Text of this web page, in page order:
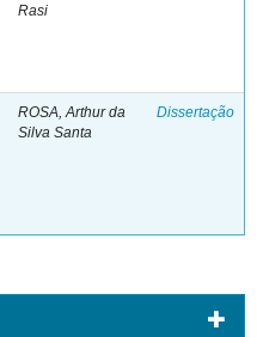
Rasi
ROSA, Arthur da
Silva Santa
Dissertação